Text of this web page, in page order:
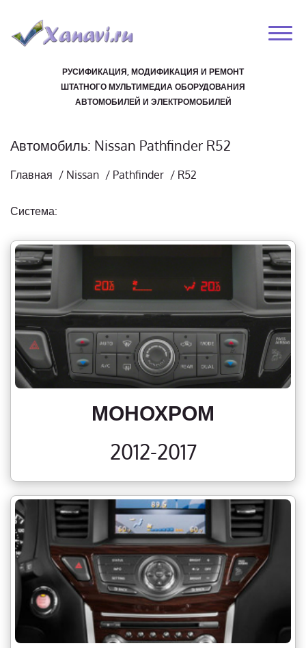
РУСИФИКАЦИЯ, МОДИФИКАЦИЯ И РЕМОНТ
ШТАТНОГО МУЛЬТИМЕДИА ОБОРУДОВАНИЯ
АВТОМОБИЛЕЙ И ЭЛЕКТРОМОБИЛЕЙ
Автомобиль: Nissan Pathfinder R52
Главная / Nissan / Pathfinder / R52
Система:
МОНОХРОМ
2012-2017